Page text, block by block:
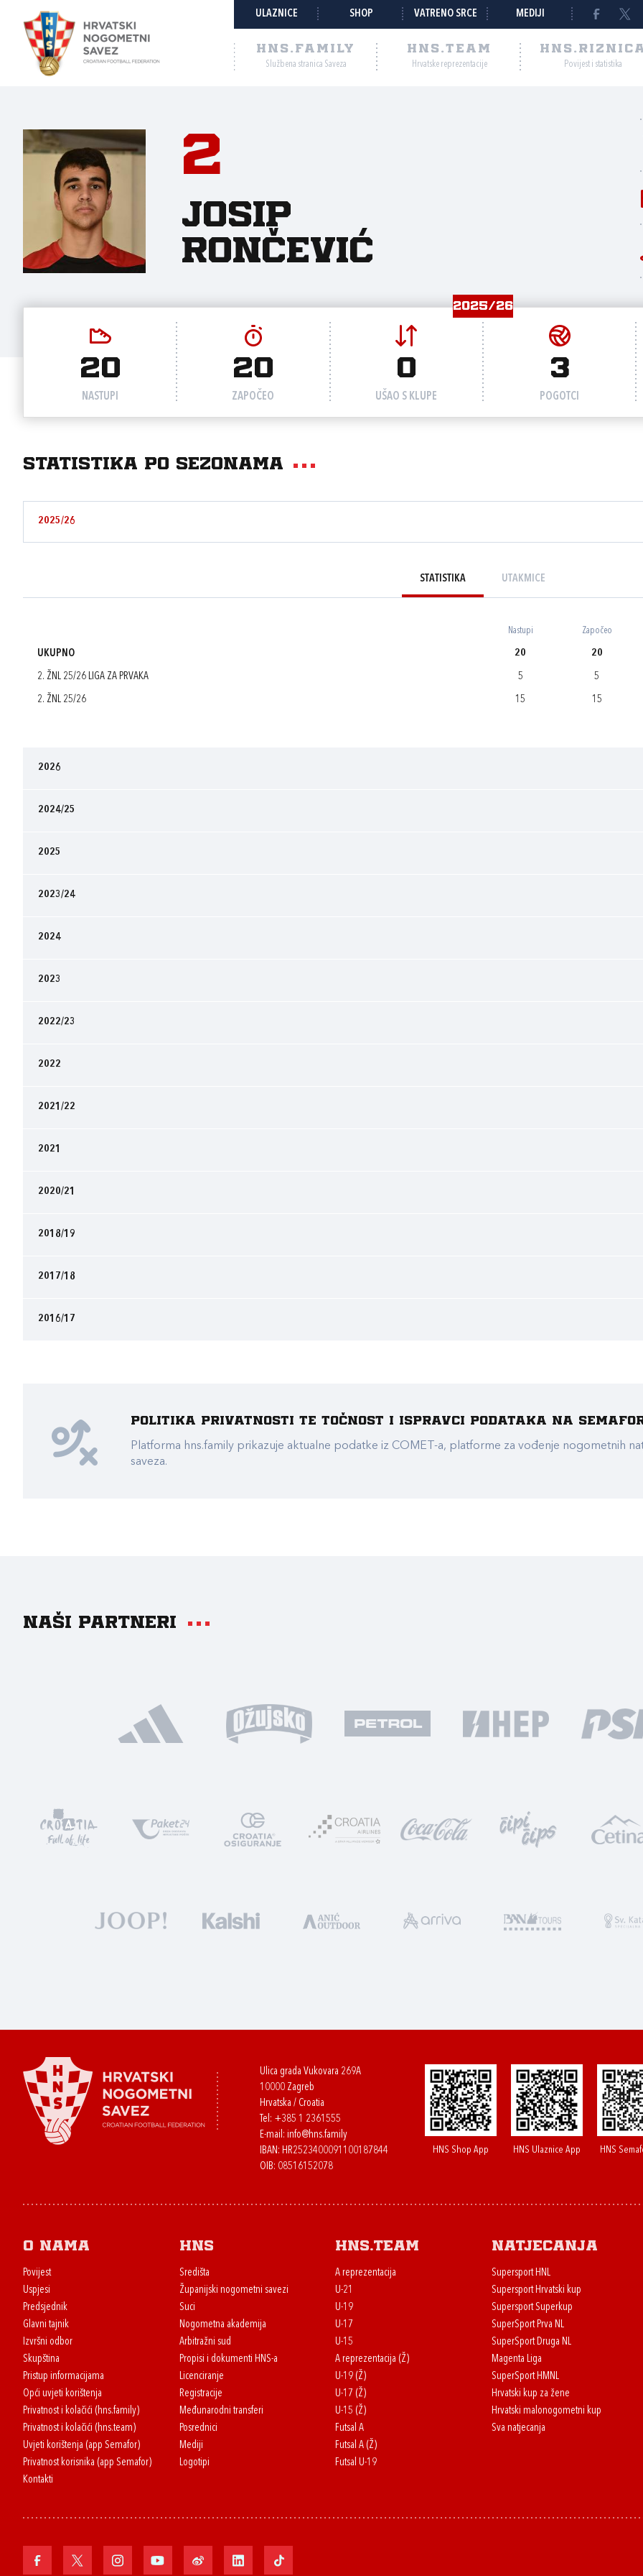
ULAZNICE SHOP VATRENO SRCE MEDIJI
HNS.FAMILY
Službena stranica Saveza
HNS.TEAM
Hrvatske reprezentacije Povijest i statistika
2
Josip
Rončević
2025/26
20
NASTUPI
20
ZAPOČEO
0
UŠAO S KLUPE
3
POGOTCI
Statistika po sezonama
2025/26
STATISTIKA UTAKMICE
Nastupi Započeo
UKUPNO 20 20
2. ŽNL 25/26 LIGA ZA PRVAKA 5 5
2. ŽNL 25/26 15 15
2026
2024/25
2025
2023/24
2024
2023
2022/23
2022
2021/22
2021
2020/21
2018/19
2017/18
2016/17
Politika privatnosti te točnost i ispravci podataka na
Platforma hns.family prikazuje aktualne podatke iz COMET-a, platforme za vođenje nogometnih
saveza.
Naši partneri
Ulica grada Vukovara 269A
10000 Zagreb
Hrvatska / Croatia
Tel: +385 1 2361555
E-mail: info@hns.family
IBAN: HR2523400091100187844
OIB: 08516152078
HNS Shop App HNS Ulaznice App HNS
O nama
Povijest
Uspjesi
Predsjednik
Glavni tajnik
Izvršni odbor
Skupština
Pristup informacijama
Opći uvjeti korištenja
Privatnost i kolačići (hns.family)
Privatnost i kolačići (hns.team)
Uvjeti korištenja (app Semafor)
Privatnost korisnika (app Semafor)
Kontakti
HNS
Središta
Županijski nogometni savezi
Suci
Nogometna akademija
Arbitražni sud
Propisi i dokumenti HNS-a
Licenciranje
Registracije
Međunarodni transferi
Posrednici
Mediji
Logotipi
HNS.team
A reprezentacija
U-21
U-19
U-17
U-15
A reprezentacija (Ž)
U-19 (Ž)
U-17 (Ž)
U-15 (Ž)
Futsal A
Futsal A (Ž)
Futsal U-19
Natjecanja
Supersport HNL
Supersport Hrvatski kup
Supersport Superkup
SuperSport Prva NL
SuperSport Druga NL
Magenta Liga
SuperSport HMNL
Hrvatski kup za žene
Hrvatski malonogometni kup
Sva natjecanja